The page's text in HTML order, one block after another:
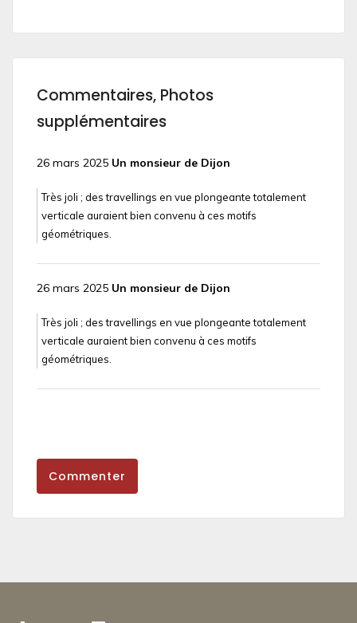
Commentaires, Photos
supplémentaires
26 mars 2025 Un monsieur de Dijon
Très joli ; des travellings en vue plongeante totalement
verticale auraient bien convenu à ces motifs
géométriques.
26 mars 2025 Un monsieur de Dijon
Très joli ; des travellings en vue plongeante totalement
verticale auraient bien convenu à ces motifs
géométriques.
Commenter